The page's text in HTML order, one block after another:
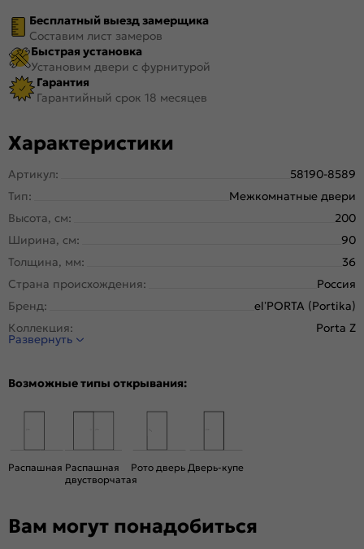
Бесплатный выезд замерщика
Составим лист замеров
Быстрая установка
Установим двери с фурнитурой
Гарантия
Гарантийный срок 18 месяцев
Характеристики
Артикул:
58190-8589
Тип:
Межкомнатные двери
Высота, см:
200
Ширина, см:
90
Толщина, мм:
36
Страна происхождения:
Россия
Бренд:
el’PORTA (Portika)
Коллекция:
Porta Z
Стиль:
Конструкция двери:
Тип погонажных изделий:
Телескопический, компланарный
Развернуть
Возможные типы открывания:
Распашная Распашная
двустворчатая
Рото дверь Дверь-купе
Вам могут понадобиться